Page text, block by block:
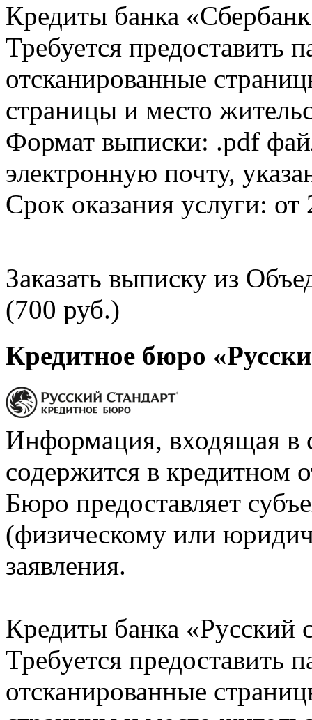
Кредиты банка
Требуется предоставить
отсканированные
страницы и место
Формат выписки: .pdf
электронную почту,
Срок оказания услуги: от
Заказать выписку из
(700 руб.)
Кредитное бюро
Информация, входящая в
содержится в кредитном
Бюро предоставляет
(физическому или
заявления.
Кредиты банка «Русский
Требуется предоставить
отсканированные